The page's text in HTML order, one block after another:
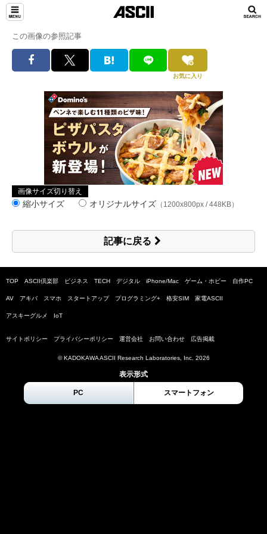
この画像の参照記事
お気に入り
画像サイズ切り替え
縮小サイズ オリジナルサイズ （1200x800px / 448KB）
記事に戻る
TOP ASCII倶楽部 ビジネス TECH デジタル iPhone/Mac ゲーム・ホビー 自作PC
AV アキバ スマホ スタートアップ プログラミング+ 格安SIM 家電ASCII
アスキーグルメ IoT
サイトポリシー プライバシーポリシー 運営会社 お問い合わせ 広告掲載
© KADOKAWA ASCII Research Laboratories, Inc. 2026
表示形式
PC スマートフォン